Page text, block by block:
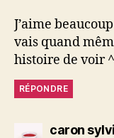
J’aime
vais quand
histoire de voir
RÉPONDRE
caron